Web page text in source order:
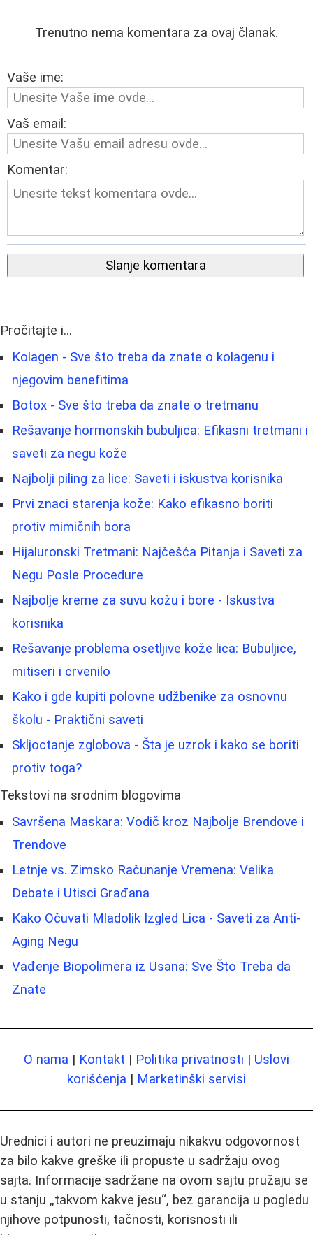
Trenutno nema komentara za ovaj članak.
Vaše ime:
Vaš email:
Komentar:
Slanje komentara
Pročitajte i...
Kolagen - Sve što treba da znate o kolagenu i
njegovim benefitima
Botox - Sve što treba da znate o tretmanu
Rešavanje hormonskih bubuljica: Efikasni tretmani i
saveti za negu kože
Najbolji piling za lice: Saveti i iskustva korisnika
Prvi znaci starenja kože: Kako efikasno boriti
protiv mimičnih bora
Hijaluronski Tretmani: Najčešća Pitanja i Saveti za
Negu Posle Procedure
Najbolje kreme za suvu kožu i bore - Iskustva
korisnika
Rešavanje problema osetljive kože lica: Bubuljice,
mitiseri i crvenilo
Kako i gde kupiti polovne udžbenike za osnovnu
školu - Praktični saveti
Skljoctanje zglobova - Šta je uzrok i kako se boriti
protiv toga?
Tekstovi na srodnim blogovima
Savršena Maskara: Vodič kroz Najbolje Brendove i
Trendove
Letnje vs. Zimsko Računanje Vremena: Velika
Debate i Utisci Građana
Kako Očuvati Mladolik Izgled Lica - Saveti za Anti-
Aging Negu
Vađenje Biopolimera iz Usana: Sve Što Treba da
Znate
O nama | Kontakt | Politika privatnosti | Uslovi
korišćenja | Marketinški servisi
Urednici i autori ne preuzimaju nikakvu odgovornost
za bilo kakve greške ili propuste u sadržaju ovog
sajta. Informacije sadržane na ovom sajtu pružaju se
u stanju „takvom kakve jesu“, bez garancija u pogledu
njihove potpunosti, tačnosti, korisnosti ili